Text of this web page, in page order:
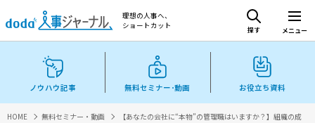
理想の人事へ、
ショートカット
探す メニュー
ノウハウ記事 無料セミナー･動画 お役立ち資料
HOME 無料セミナー・動画
【あなたの会社に“本物”の管理職はいますか？】組織の成